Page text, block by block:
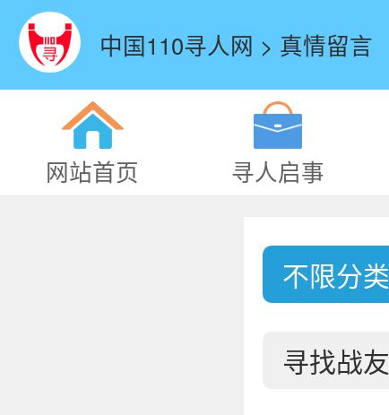
中国110寻人网 > 真情留言
网站首页 寻人启事
不限分类
寻找战友